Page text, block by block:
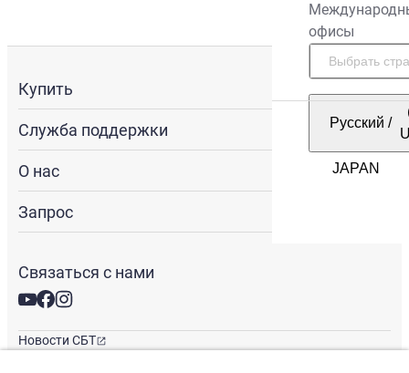
офисы
Русский /
Купить
Служба поддержки
О нас
Запрос
Связаться с нами
Новости СБТ